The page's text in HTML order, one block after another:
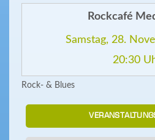
Rockcafé
Samstag, 28.
20:30
Rock- & Blues